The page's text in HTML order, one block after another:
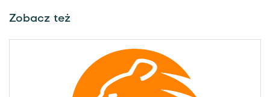
Zobacz też